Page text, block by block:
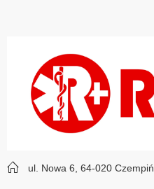
ul. Nowa 6, 64-020 Czempiń